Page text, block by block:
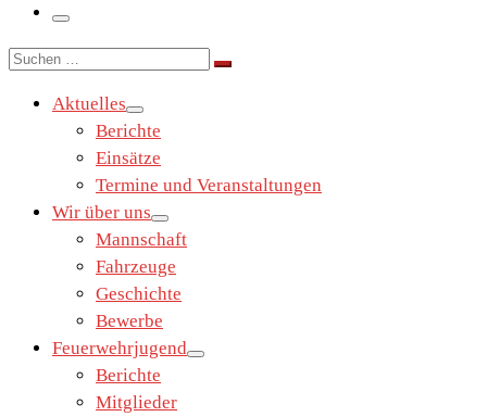
Menü
Suche
Suchen …
Aktuelles
Berichte
Einsätze
Termine und Veranstaltungen
Wir über uns
Mannschaft
Fahrzeuge
Geschichte
Bewerbe
Feuerwehrjugend
Berichte
Mitglieder